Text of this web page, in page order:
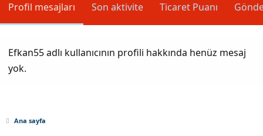
Profil mesajları Son aktivite Ticaret Puanı
Efkan55 adlı kullanıcının profili hakkında henüz mesaj
yok.
Ana sayfa